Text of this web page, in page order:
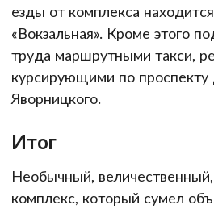
езды от комплекса
«Вокзальная». Кроме этого
труда маршрутными такси,
курсирующими по
Яворницкого.
Итог
Необычный,
комплекс, который сумел